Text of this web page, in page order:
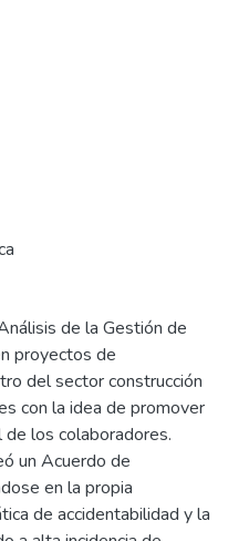
de la Gestión de
proyectos de
del sector construcción
con la idea de promover
los colaboradores.
un Acuerdo de
en la propia
de accidentabilidad y la